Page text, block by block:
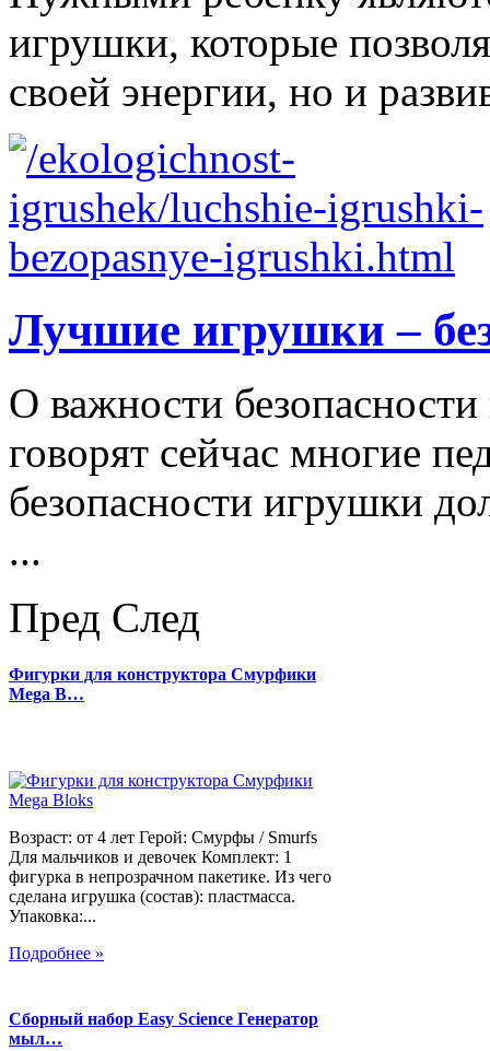
игрушки, которые
своей энергии, но и
Лучшие игрушки –
О важности
говорят сейчас многие
безопасности игрушки
...
Пред След
Фигурки для конструктора Смурфики
Mega B…
Возраст: от 4 лет Герой: Смурфы / Smurfs
Для мальчиков и девочек Комплект: 1
фигурка в непрозрачном пакетике. Из чего
сделана игрушка (состав): пластмасса.
Упаковка:...
Подробнее »
Сборный набор Easy Science Генератор
мыл…